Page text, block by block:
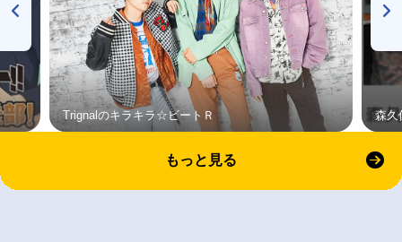
Trignalのキラキラ☆ビートＲ 森久
もっと見る